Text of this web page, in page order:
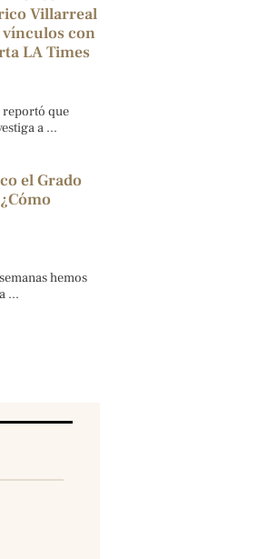
Villarreal
con
LA Times
reportó que
a ...
el Grado
hemos
...